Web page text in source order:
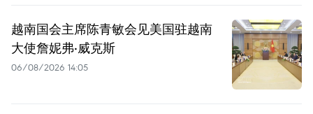
越南国会主席陈青敏会见美国驻越南
大使詹妮弗·威克斯
06/08/2026 14:05